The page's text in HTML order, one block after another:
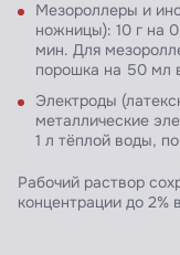
Мезороллеры и
ножницы): 10 г на
мин. Для
порошка на 50 мл
Электроды
металлические
1 л тёплой воды,
Рабочий раствор
концентрации до 2%